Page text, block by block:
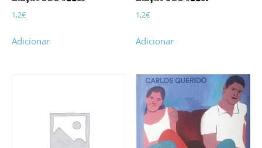
1,2€
Adicionar
1,2€
Adicionar